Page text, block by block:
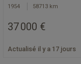
1954 58713 km
37 000 €
Actualisé il y a 17 jours